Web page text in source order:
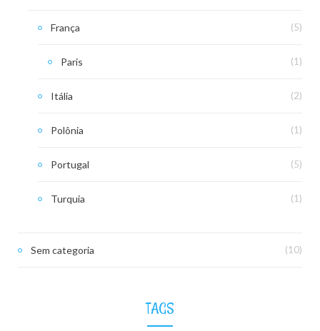
França (5)
Paris (1)
Itália (2)
Polônia (1)
Portugal (5)
Turquia (1)
Sem categoria (10)
TAGS